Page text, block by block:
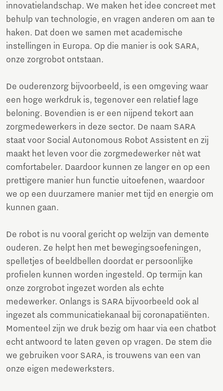
innovatielandschap. We maken het idee concreet met
behulp van technologie, en vragen anderen om aan te
haken. Dat doen we samen met academische
instellingen in Europa. Op die manier is ook SARA,
onze zorgrobot ontstaan.
De ouderenzorg bijvoorbeeld, is een omgeving waar
een hoge werkdruk is, tegenover een relatief lage
beloning. Bovendien is er een nijpend tekort aan
zorgmedewerkers in deze sector. De naam SARA
staat voor Social Autonomous Robot Assistent en zij
maakt het leven voor die zorgmedewerker nèt wat
comfortabeler. Daardoor kunnen ze langer en op een
prettigere manier hun functie uitoefenen, waardoor
we op een duurzamere manier met tijd en energie om
kunnen gaan.
De robot is nu vooral gericht op welzijn van demente
ouderen. Ze helpt hen met bewegingsoefeningen,
spelletjes of beeldbellen doordat er persoonlijke
profielen kunnen worden ingesteld. Op termijn kan
onze zorgrobot ingezet worden als echte
medewerker. Onlangs is SARA bijvoorbeeld ook al
ingezet als communicatiekanaal bij coronapatiënten.
Momenteel zijn we druk bezig om haar via een chatbot
echt antwoord te laten geven op vragen. De stem die
we gebruiken voor SARA, is trouwens van een van
onze eigen medewerksters.